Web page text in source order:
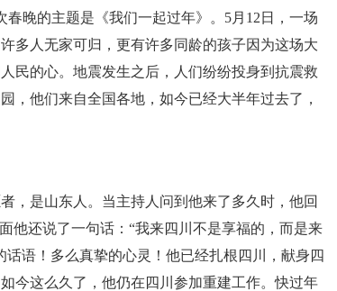
晚的主题是《我们一起过年》。5月12日，一场
多人无家可归，更有许多同龄的孩子因为这场大
民的心。地震发生之后，人们纷纷投身到抗震救
，他们来自全国各地，如今已经大半年过去了，
，是山东人。当主持人问到他来了多久时，他回
他还说了一句话：“我来四川不是享福的，而是来
语！多么真挚的心灵！他已经扎根四川，献身四
今这么久了，他仍在四川参加重建工作。快过年